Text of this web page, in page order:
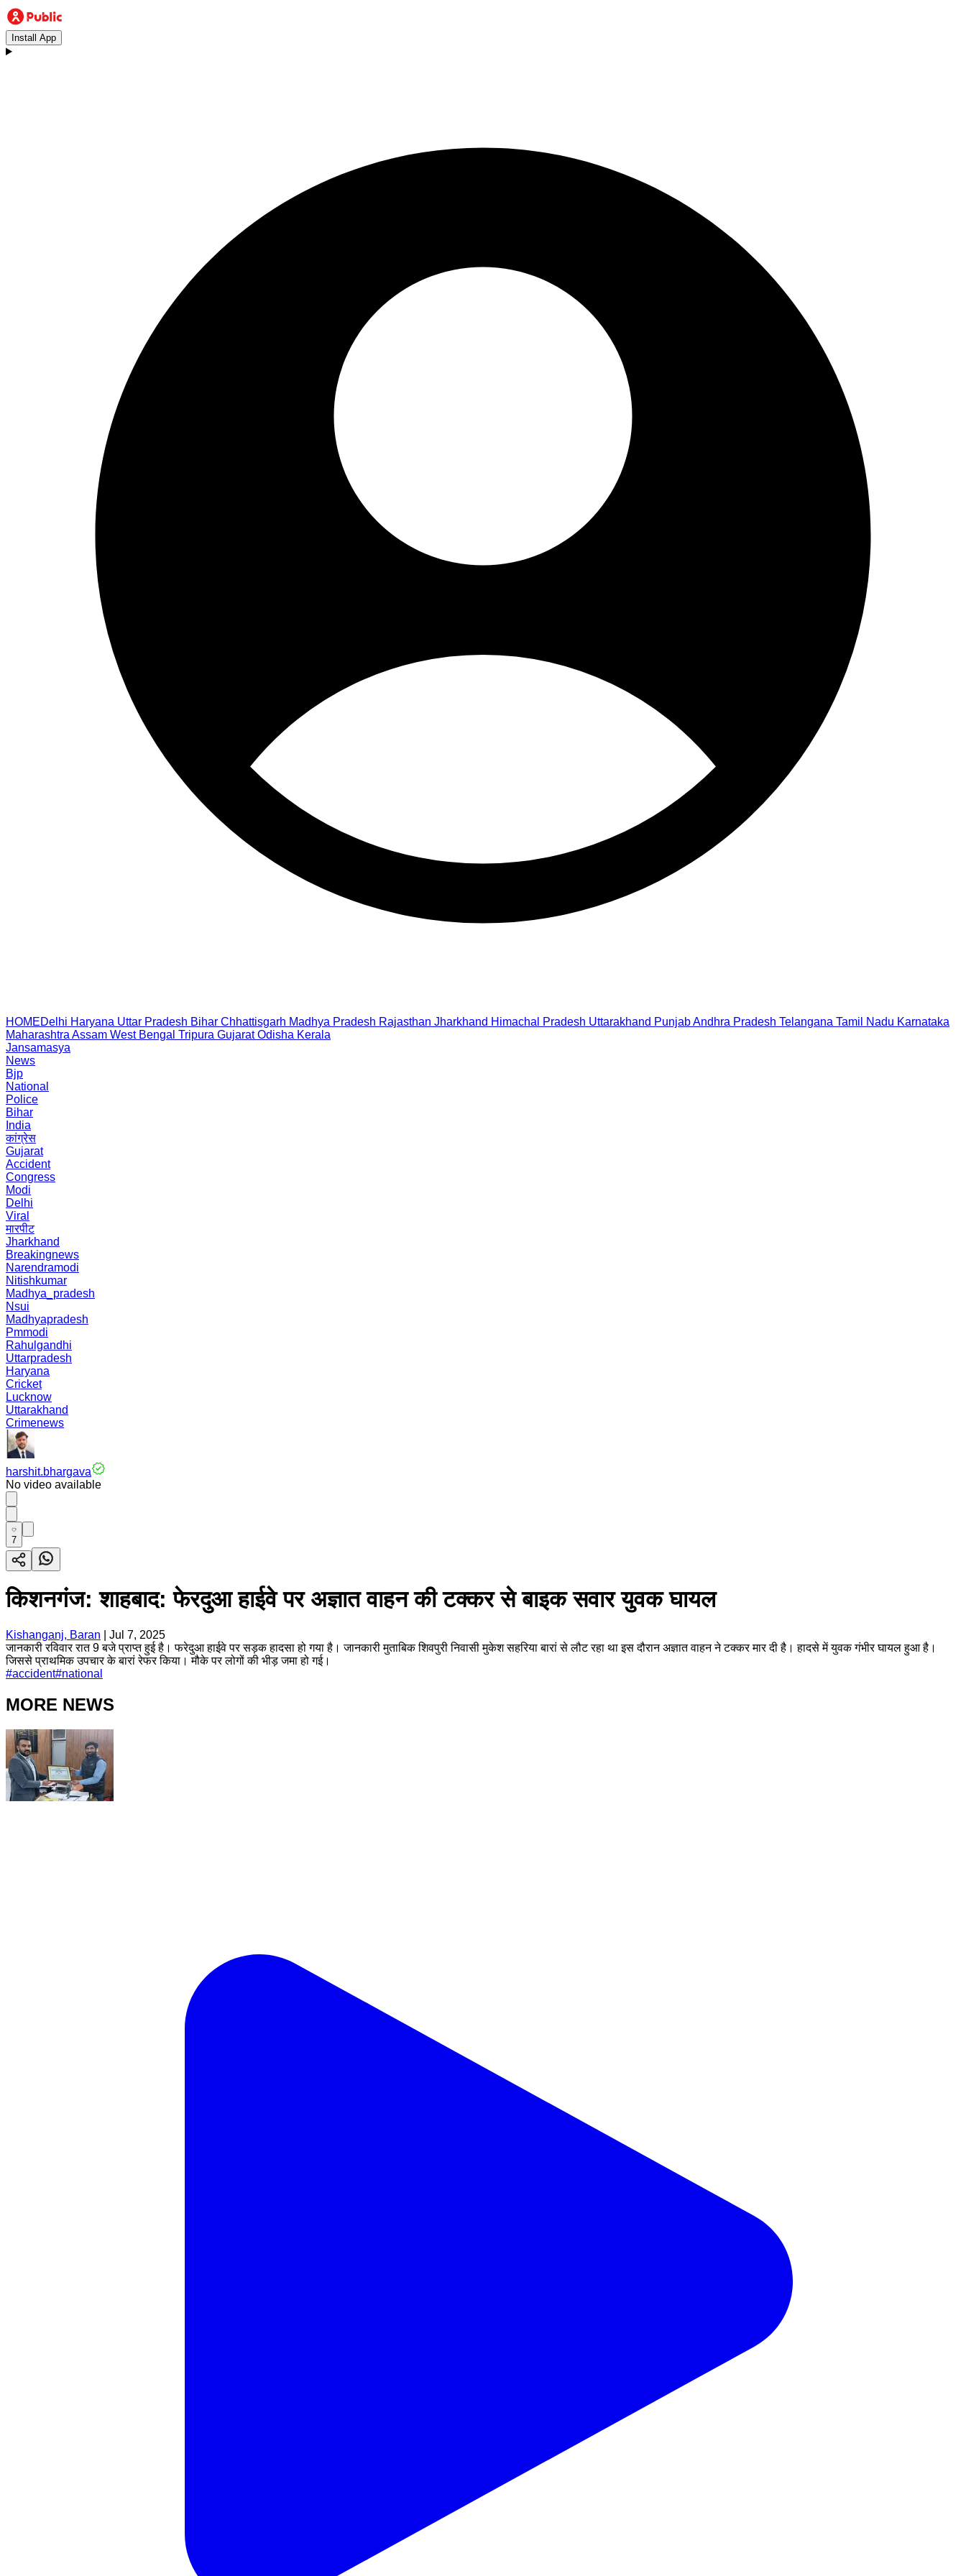
Install App
HOMEDelhi Haryana Uttar Pradesh Bihar Chhattisgarh Madhya Pradesh Rajasthan Jharkhand Himachal Pradesh Uttarakhand PunjabAndhra Pradesh Telangana Tamil Nadu Karnataka
Maharashtra Assam West Bengal Tripura Gujarat Odisha Kerala
Jansamasya
News
Bjp
National
Police
Bihar
India
कांग्रेस
Gujarat
Accident
Congress
Modi
Delhi
Viral
मारपीट
Jharkhand
Breakingnews
Narendramodi
Nitishkumar
Madhya_pradesh
Nsui
Madhyapradesh
Pmmodi
Rahulgandhi
Uttarpradesh
Haryana
Cricket
Lucknow
Uttarakhand
Crimenews
harshit.bhargava
No video available
7
किशनगंज: शाहबाद: फेरदुआ हाईवे पर अज्ञात वाहन की टक्कर से बाइक सवार युवक घायल
Kishanganj, Baran
Jul 7, 2025
जानकारी रविवार रात 9 बजे प्राप्त हुई है। फरेदुआ हाईवे पर सड़क हादसा हो गया है। जानकारी मुताबिक शिवपुरी निवासी मुकेश सहरिया बारां से लौट रहा था इस दौरान अज्ञात वाहन ने टक्कर मार दी है। हादसे में युवक गंभीर घायल हुआ है।
जिससे प्राथमिक उपचार के बारां रेफर किया। मौके पर लोगों की भीड़ जमा हो गई।
#accident#national
MORE NEWS